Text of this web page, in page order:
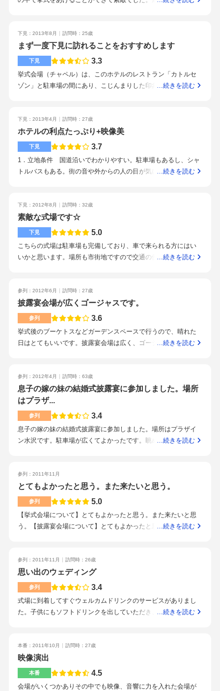
と残念でした～(´・ω・`)会場がたくさんあるので、自分たちの
囲気の会場でした。300名程招待しましたが、ドレスで歩くにも
十分な程間隔がとれていて良かったです。ドレスやお料理は自
分や家族の意見を取り入れ、予算はあまり気にしませんでし
た。一生に1度のことなので、特に節約とかは気にしませんでし
た。和洋折衷の料理で、とても美味しかったです！見栄え的に1
2000円のがとても良かったです。駅からやや離れているのが
物は計5着かりましたが、白のウェディングドレスは、2ウェイ
タイプの物を選び、挙式と披露宴とで印象を、ガラリと変え、
たくさんドレスを楽しみました！特注のウエディングケーキで
す！旦那の希望で、ゼクシィに載っていたケーキとそっくりに
ていましたが、宿泊施設の心配もなく、会場もとても広くて良
かったです。またホテルなので遅くまで対応してくださって、
本当に助かりました。1度はウエディングフェアに参加してみ
て、会場の雰囲気・スタッフさんを見てみると、式の雰囲気が
つかみやすいと思います！アルコールも飲ませてもらえるの
で、参加する価値ありますよ！
下見：2013年8月 訪問時：25歳
まず一度下見に訪れることをおすすめします
下見 3.3
挙式会場（チャペル）は、このホテルのレストラン「カトルセ
ゾン」と駐車場の間にあり、こじんまりした印象でしたが、家
ことができ、全体的に草木がほどよく配置されていたので、自
然のなかで結婚式ができるという感じです。チャペル内は約80
人ほどが入れる大きさで天井も比較的高く、牧師さんが立つと
ころのうしろがステンドガラスではなくて、大きな窓にあって
おり、そこからみえる木々たちがとても美しかったです。隣接
するホテルに宿泊し、披露宴や2次会もそのまま行うことができ
は国道に面しているホテルとその後ろにある駐車場との間にあ
るので、チャペル内＆周辺では騒音など特に気になりませんで
した。一度っきりの結婚式なので、チャペルの雰囲気が落ち着
いていて静かかどうか、そして遠方からの親戚や友達にも参加
いしたスタッフの方も親切で丁寧だったのも良かったと思いま
す。
…続きを読む
下見：2013年4月 訪問時：27歳
ホテルの利点たっぷり+映像美
下見 3.7
1．立地条件 国道沿いでわかりやすい。駐車場もあるし、シャ
トルバスもある。街の音や外からの人の目が気になるかと思い
気にならない。2．式場 木の香りがする暖かいイメージ。日の
光も外から入るしいいと思う。3．会場 一番いいと思ったのは
壁一面に映像を映し出せるので、いろんなイメージが作れると
思う。2人の進路にあわせて天井にいくつかあるライトで照らす
ことも可能。(スポットライトみたい)ただし、私の親は暗い会場
での光の演出はあまり好きではないので、年配の参列者が多い
りのシャトルバスをつかえて便利。両家待合室を別に設けるこ
とが可能。
…続きを読む
下見：2012年8月 訪問時：32歳
素敵な式場です☆
下見 5.0
こちらの式場は駐車場も完備しており、車で来られる方にはい
いかと思います。場所も市街地ですので交通の便もしっかりし
くれました。オススメの式場です。
…続きを読む
参列：2012年6月 訪問時：27歳
披露宴会場が広くゴージャスです。
参列 3.6
挙式後のブーケトスなどガーデンスペースで行うので、晴れた
日はとてもいいです。披露宴会場は広く、ゴージャスな雰囲気
できる量・質でした。わかりやすい立地・駐車場も広いので利
用しやすいかと思います。電車・新幹線を利用の場合は、送迎
をしてもらわないといけないかと思います。施設全体が清潔感
があり、天井等も広々しているので、利用人数が多くても気に
ならないように感じました。また2次会も同じ施設内のレストラ
ンにてできるので、便利かと思います。披露宴会場は2タイプあ
るそうです。今回は大きいタイプでの披露宴でしたが、小さい
…続きを読む
参列：2012年4月 訪問時：63歳
息子の嫁の妹の結婚式披露宴に参加しました。場所
はプラザ...
参列 3.4
息子の嫁の妹の結婚式披露宴に参加しました。場所はプラザイ
ン水沢です。駐車場が広くてよかったです。眺めは比較的良か
た。料理は和洋混在でそれなりのものでしたができれば和食中
心のものであってほしいと思いました。ホテルとの併設なので
館内は結構広くて時間つぶしには困りませんでした。スタッフ
の応対は若い人が多く新鮮な印象を受けました。シティホテル
と併設なので泊まる参加者には便利です。静かな雰囲気の式場
なのでゆったりとしたい方にはおすすです。
…続きを読む
参列：2011年11月
とてもよかったと思う。また来たいと思う。
参列 5.0
【挙式会場について】とてもよかったと思う。また来たいと思
う。【披露宴会場について】とてもよかったと思う。また来た
と思う。また来たいと思う。【料理について】とてもよかった
と思う。また来たいと思う。【ロケーションについて】とても
よかったと思う。また来たいと思う。【マタニティOR子連れサ
ービスについて】とてもよかったと思う。また来たいと思う。
【式場のオススメポイント】とてもよかったと思う。また来た
いと思う。【こんなカップルにオススメ！】とてもよかったと
…続きを読む
参列：2011年11月 訪問時：26歳
思い出のウェディング
参列 3.4
式場に到着してすぐウェルカムドリンクのサービスがありまし
た。子供にもソフトドリンクを出していただき、飽きがちな待
した。お料理も美味しくいただきました。いまひとつだな…と
思った所は子供の椅子を持ってきますと言われてから少し時間
が掛かったこと。ドリンクを注文したのですが出てこず…結局
最後まで私と友人の分は出てきませんでした。
…続きを読む
本番：2011年10月 訪問時：27歳
映像演出
本番 4.5
会場がいくつかありその中でも映像、音響に力を入れた会場が